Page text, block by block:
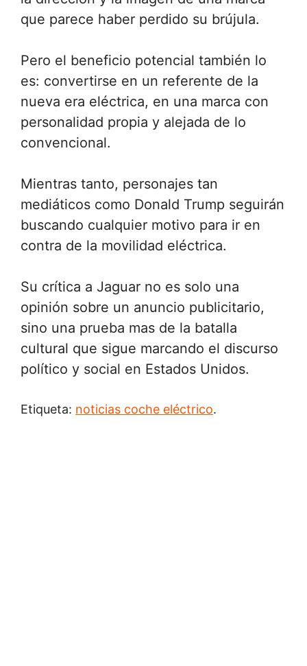
que parece haber perdido su brújula.
Pero el beneficio potencial también lo
es: convertirse en un referente de la
nueva era eléctrica, en una marca con
personalidad propia y alejada de lo
convencional.
Mientras tanto, personajes tan
mediáticos como Donald Trump seguirán
buscando cualquier motivo para ir en
contra de la movilidad eléctrica.
Su crítica a Jaguar no es solo una
opinión sobre un anuncio publicitario,
sino una prueba mas de la batalla
cultural que sigue marcando el discurso
político y social en Estados Unidos.
Etiqueta: noticias coche eléctrico.